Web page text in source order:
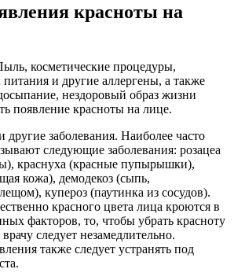
красноты на
косметические процедуры,
и другие аллергены, а также
нездоровый образ жизни
появление красноты на лице.
другие заболевания. Наиболее часто
следующие заболевания: розацеа
краснуха (красные пупырышки),
кожа), демодекоз (сыпь,
купероз (паутинка из сосудов).
красного цвета лица кроются в
факторов, то, чтобы убрать красноту
следует незамедлительно.
также следует устранять под